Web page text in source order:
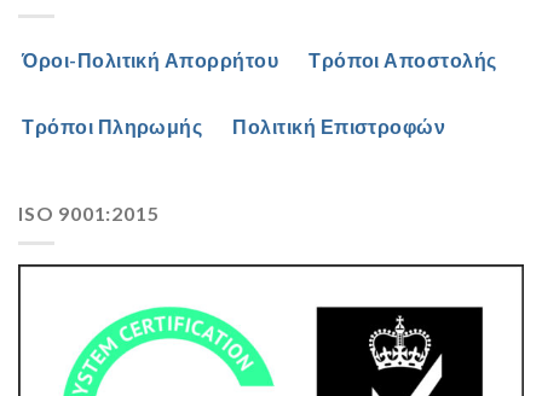
Όροι-Πολιτική Απορρήτου Τρόποι Αποστολής
Τρόποι Πληρωμής Πολιτική Επιστροφών
ISO 9001:2015